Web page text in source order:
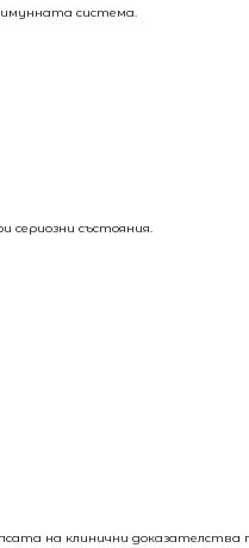
имунната система.
сериозни състояния.
на клинични доказателства